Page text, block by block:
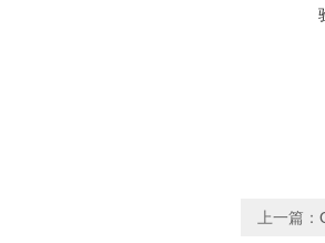
上一篇：